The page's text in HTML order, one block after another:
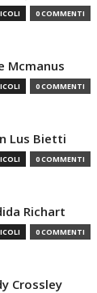
0 COMMENTI
Mcmanus
0 COMMENTI
Lus Bietti
0 COMMENTI
Richart
0 COMMENTI
Crossley